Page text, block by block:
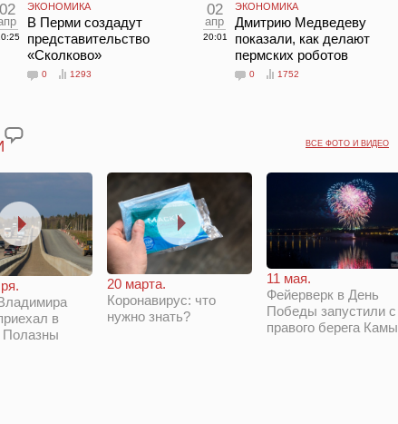
02 ЭКОНОМИКА
В Перми создадут
представительство
«Сколково»
0 1293
02
апр
20:01
ЭКОНОМИКА
Дмитрию Медведеву
показали, как делают
пермских роботов
0 1752
ВСЕ ФОТО И ВИДЕО
в
Полазны
20 марта.
Коронавирус: что
нужно знать?
11 мая.
Фейерверк в День
Победы запустили с
правого берега Камы